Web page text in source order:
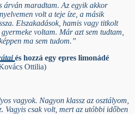
árván maradtam. Az egyik akkor
volt a teje íze, a másik
Elszakadások, hamis vagy titkolt
voltam. Már azt sem tudtam,
ma sem tudom.”
és hozzá egy epres limonádé
Ottilia)
vagyok. Nagyon klassz az osztályom,
Vagyis csak volt, mert az utóbbi időben